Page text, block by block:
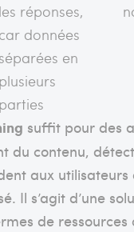
les réponses,
car données
séparées en
plusieurs
parties
suffit pour des
du contenu,
aux utilisateurs
Il s’agit d’une
de ressources